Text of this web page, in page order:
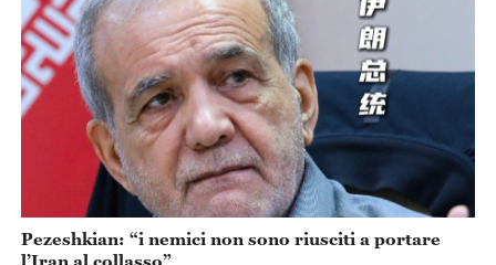
Pezeshkian: “i nemici non sono riusciti a portare
l’Iran al collasso”